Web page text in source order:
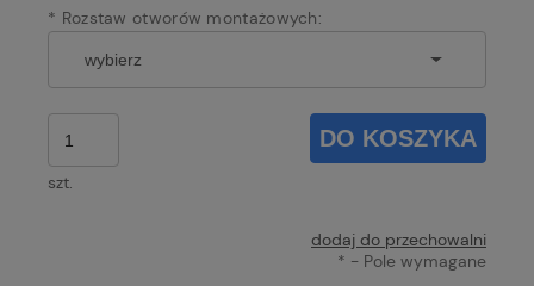
* Rozstaw otworów montażowych:
szt.
DO KOSZYKA
dodaj do przechowalni
* - Pole wymagane